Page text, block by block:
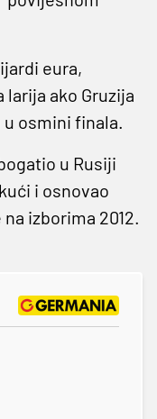
eura,
ako Gruzija
osmini finala.
u Rusiji
i osnovao
izborima 2012.